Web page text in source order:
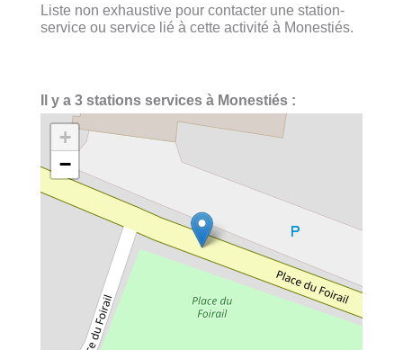
Liste non exhaustive pour contacter une station-
service ou service lié à cette activité à Monestiés.
Il y a 3 stations services à Monestiés :
+
−